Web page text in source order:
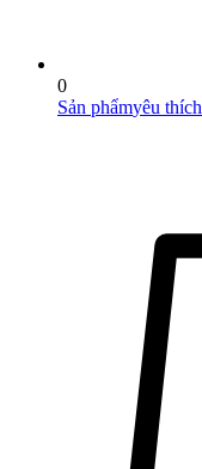
0
Sản phẩmyêu thích